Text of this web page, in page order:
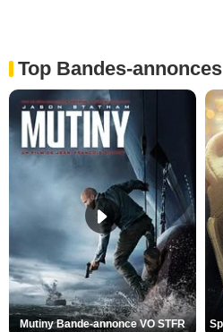
Top Bandes-annonces
Mutiny Bande-annonce VO STFR